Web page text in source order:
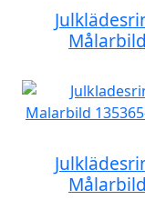
Målarbild
Målarbild